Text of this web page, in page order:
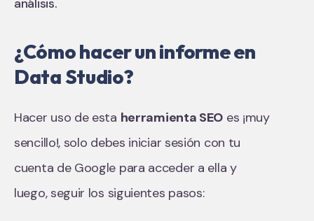
análisis.
¿Cómo hacer un informe en
Data Studio?
Hacer uso de esta herramienta SEO es ¡muy
sencillo!, solo debes iniciar sesión con tu
cuenta de Google para acceder a ella y
luego, seguir los siguientes pasos: